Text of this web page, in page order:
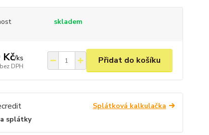
skladem
Kč/ks
bez DPH
Přidat do košíku
Splátková kalkulačka
splátky